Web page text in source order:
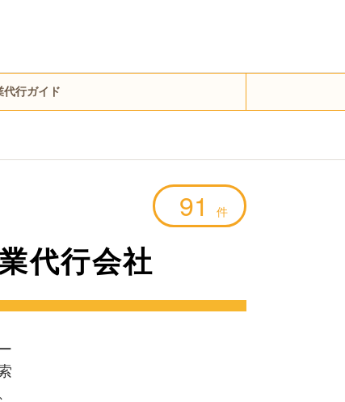
代行ガイド
91 件
代行会社